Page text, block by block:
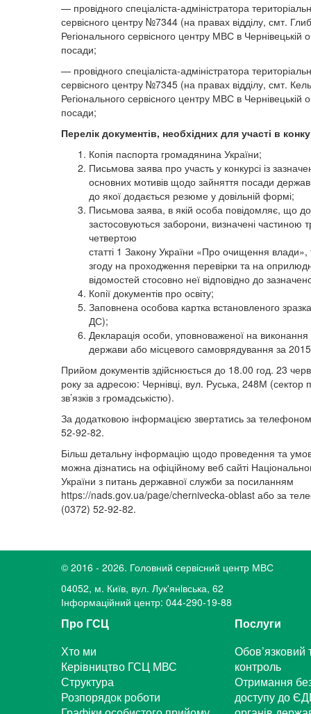
— провідного спеціаліста-адміністратора
сервісного центру №7344 (на правах відділу, смт.
Регіонального сервісного центру МВС в Чернівецькій
посади;
— провідного спеціаліста-адміністратора
сервісного центру №7345 (на правах відділу, смт.
Регіонального сервісного центру МВС в Чернівецькій
посади;
Перелік документів, необхідних для участі в
Копія паспорта громадянина України;
Письмова заява про участь у конкурсі із
основних мотивів щодо зайняття посади
до якої додається резюме у довільній формі;
Письмова заява, в якій особа повідомляє, що
застосовуються заборони, визначені частиною
четвертою
статті 1 Закону України «Про очищення влади»,
згоду на проходження перевірки та на
відомостей стосовно неї відповідно до
Копії документів про освіту;
Заповнена особова картка встановленого
ДС);
Декларація особи, уповноваженої на виконання
держави або місцевого самоврядування за 2015
Прийом документів здійснюється до 18.00 год. 23
року за адресою: Чернівці, вул. Руська, 248М (сектор
зв’язків з громадськістю).
За додатковою інформацією звертатись за
52-92-82.
Більш детальну інформацію щодо проведення та
можна дізнатись на офіційному веб сайті
України з питань державної служби за посиланням
https://nads.gov.ua/page/chernivecka-oblast або за
(0372) 52-92-82.
© 2016 - 2026. Головний сервісний центр МВС
04052, м. Київ, вул. Лук'янiвська, 62
Інформаційний центр: 044-290-19-88
Про ГСЦ
Хто ми
Керівництво ГСЦ МВС
Структура
Розпорядок роботи
Послуги
Обов’язковий
контроль
Отримання
доступу до